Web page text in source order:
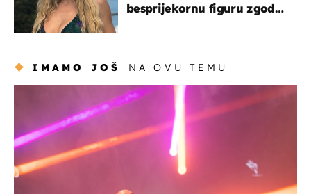
besprijekornu figuru zgodne
IMAMO JOŠ NA OVU TEMU